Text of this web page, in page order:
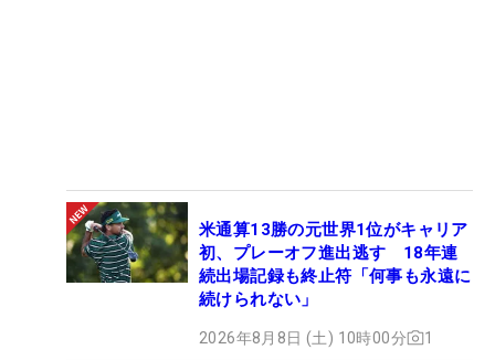
米通算13勝の元世界1位がキャリア
初、プレーオフ進出逃す 18年連
続出場記録も終止符「何事も永遠に
続けられない」
2026年8月8日 (土) 10時00分 1